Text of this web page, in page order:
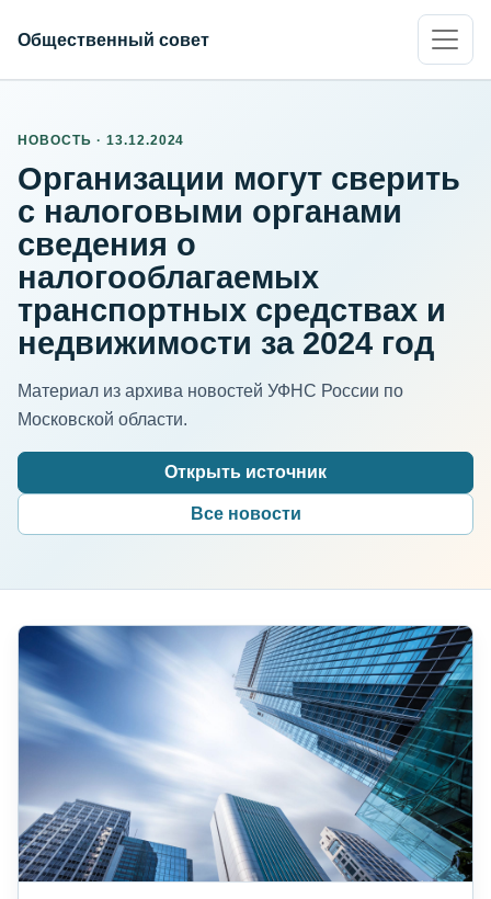
Общественный совет
НОВОСТЬ · 13.12.2024
Организации могут сверить
с налоговыми органами
сведения о
налогооблагаемых
транспортных средствах и
недвижимости за 2024 год
Материал из архива новостей УФНС России по
Московской области.
Открыть источник
Все новости